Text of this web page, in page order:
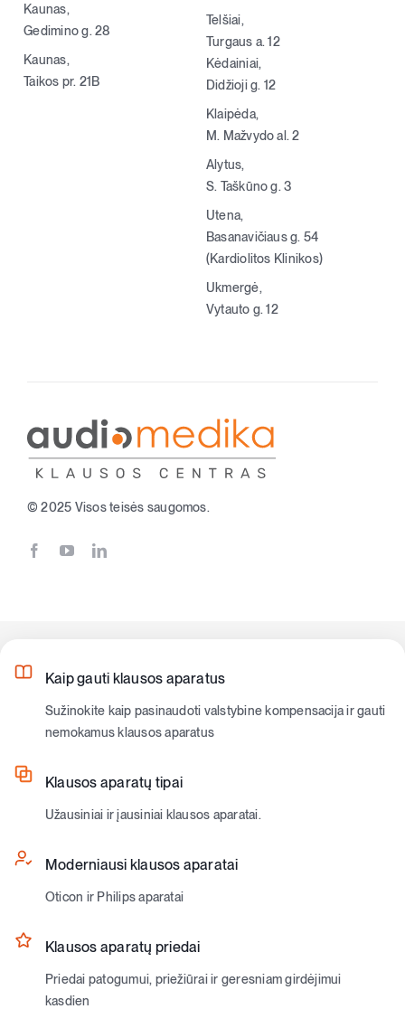
Kaunas,
Gedimino g. 28
Kaunas,
Taikos pr. 21B
Telšiai,
Turgaus a. 12
Kėdainiai,
Didžioji g. 12
Klaipėda,
M. Mažvydo al. 2
Alytus,
S. Taškūno g. 3
Utena,
Basanavičiaus g. 54
(Kardiolitos Klinikos)
Ukmergė,
Vytauto g. 12
© 2025 Visos teisės saugomos.
Kaip gauti klausos aparatus
Sužinokite kaip pasinaudoti valstybine kompensacija ir gauti
nemokamus klausos aparatus
Klausos aparatų tipai
Užausiniai ir įausiniai klausos aparatai.
Moderniausi klausos aparatai
Oticon ir Philips aparatai
Klausos aparatų priedai
Priedai patogumui, priežiūrai ir geresniam girdėjimui
kasdien